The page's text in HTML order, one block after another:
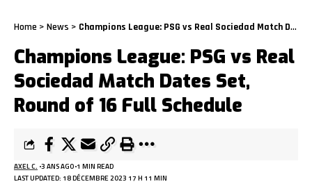
Home > News > Champions League: PSG vs Real Sociedad Match Dates Set, Round of 16 Full Schedule
Champions League: PSG vs Real
Sociedad Match Dates Set,
Round of 16 Full Schedule
LAST UPDATED: 18 DÉCEMBRE 2023 17 H 11 MIN
AXEL C. 3 ANS AGO 1 MIN READ